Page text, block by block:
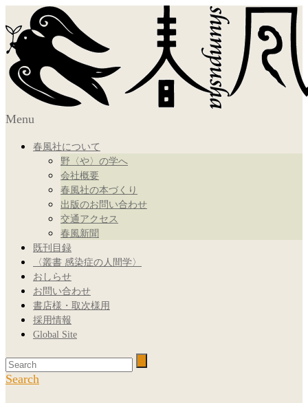
Menu
春風社について
野〈や〉の学へ
会社概要
春風社の本づくり
出版のお問い合わせ
交通アクセス
春風新聞
既刊目録
〈叢書 感染症の人間学〉
おしらせ
お問い合わせ
書店様・取次様用
採用情報
Global Site
Search